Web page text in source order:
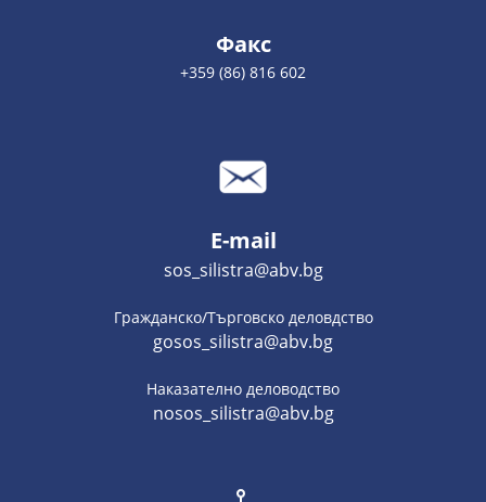
Факс
+359 (86) 816 602
E-mail
sos_silistra@abv.bg
Гражданско/Търговско деловдство
gosos_silistra@abv.bg
Наказателно деловодство
nosos_silistra@abv.bg